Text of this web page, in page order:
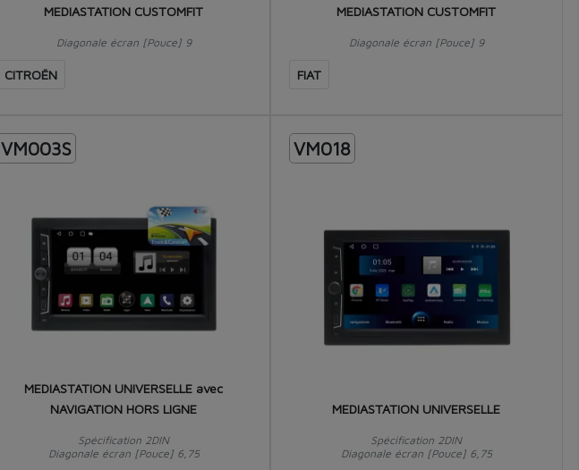
MEDIASTATION CUSTOMFIT
Diagonale écran [Pouce] 9
CITROËN
MEDIASTATION CUSTOMFIT
Diagonale écran [Pouce] 9
FIAT
VM003S
MEDIASTATION UNIVERSELLE avec
NAVIGATION HORS LIGNE
Spécification 2DIN
Diagonale écran [Pouce] 6,75
VM018
MEDIASTATION UNIVERSELLE
Spécification 2DIN
Diagonale écran [Pouce] 6,75